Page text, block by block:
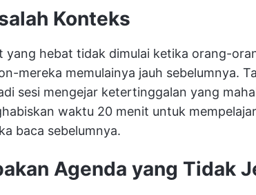
Konteks
yang hebat tidak dimulai ketika orang-
mereka memulainya jauh sebelumnya.
sesi mengejar ketertinggalan yang
waktu 20 menit untuk
baca sebelumnya.
Agenda yang Tidak